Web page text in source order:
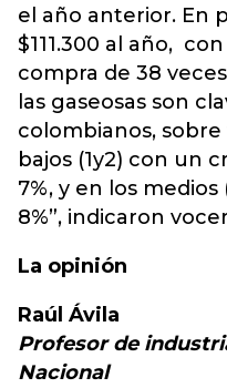
el año anterior. En
$111.300 al año,
compra de 38
las gaseosas son
colombianos,
bajos (1y2) con un
7%, y en los
8%”, indicaron
La opinión
Raúl Ávila
Profesor de
Nacional